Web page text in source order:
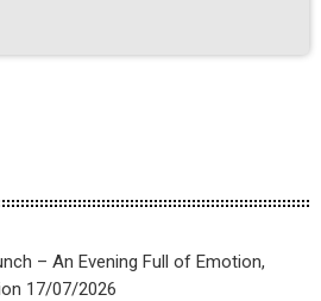
– An Evening Full of Emotion,
17/07/2026